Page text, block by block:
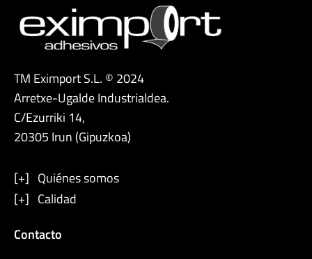
TM Eximport S.L. © 2024
Arretxe-Ugalde Industrialdea.
C/Ezurriki 14,
20305 Irun (Gipuzkoa)
[+] Quiénes somos
[+] Calidad
Contacto